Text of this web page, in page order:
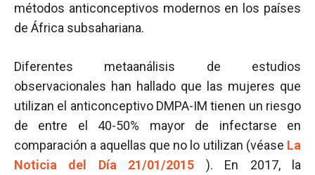
métodos anticonceptivos modernos en los países
de África subsahariana.
Diferentes metaanálisis de estudios
observacionales han hallado que las mujeres que
utilizan el anticonceptivo DMPA-IM tienen un riesgo
de entre el 40-50% mayor de infectarse en
comparación a aquellas que no lo utilizan (véase La
Noticia del Día 21/01/2015 ). En 2017, la